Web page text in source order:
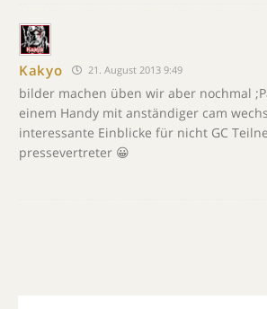
Kakyo 21. August 2013 9:49
bilder machen üben wir aber nochmal
einem Handy mit anständiger cam
interessante Einblicke für nicht GC
pressevertreter 😀